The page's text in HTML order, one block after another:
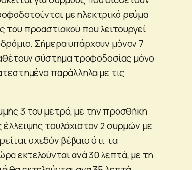
με ηλεκτρικό ρεύμα
του προαστιακού που λειτουργεί
Σήμερα υπάρχουν μόνον 7
σύστημα τροφοδοσίας μόνο
παράλληλα με τις
3 του μετρό, με την προσθήκη
τουλάχιστον 2 συρμών με
σχεδόν βέβαιο ότι τα
εκτελούνται ανά 30 λεπτά, με τη